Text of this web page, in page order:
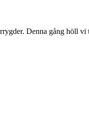
Denna gång höll